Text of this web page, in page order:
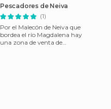
Pescadores de Neiva
(1)
Por el Malecón de Neiva que
bordea el río Magdalena hay
una zona de venta de